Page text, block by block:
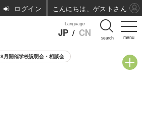
menu
Language
JP / CN search
8月開催学校説明会・相談会
ログイン こんにちは、ゲストさん